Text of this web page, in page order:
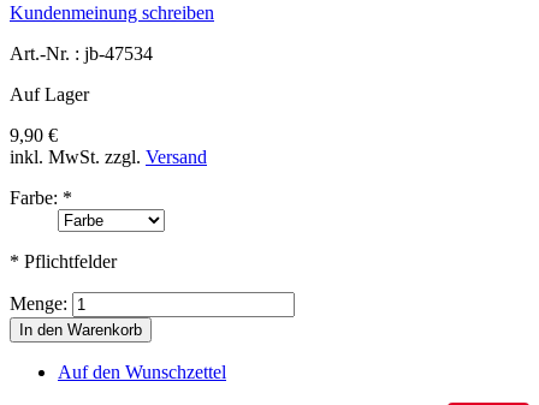
Kundenmeinung schreiben
Art.-Nr. : jb-47534
Auf Lager
9,90 €
inkl. MwSt. zzgl. Versand
Farbe: *
* Pflichtfelder
Menge:
In den Warenkorb
Auf den Wunschzettel